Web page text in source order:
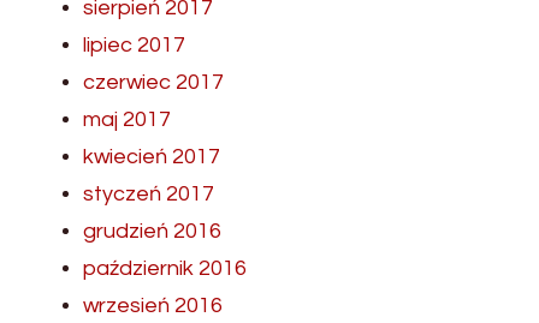
sierpień 2017
lipiec 2017
czerwiec 2017
maj 2017
kwiecień 2017
styczeń 2017
grudzień 2016
październik 2016
wrzesień 2016